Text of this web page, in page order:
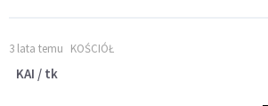
3 lata temu KOŚCIÓŁ
KAI / tk